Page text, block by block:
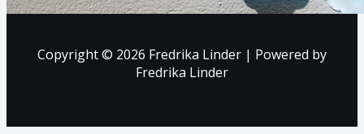
Copyright © 2026 Fredrika Linder | Powered by
Fredrika Linder